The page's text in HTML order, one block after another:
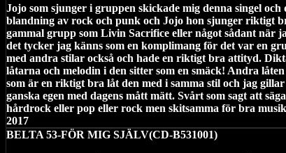
Jojo som sjunger i gruppen skickade mig denna singel och
blandning av rock och punk och Jojo hon sjunger riktigt
gammal grupp som Livin Sacrifice eller något sådant när
det tycker jag känns som en komplimang för det var en
med andra stilar också och hade en riktigt bra attityd.
låtarna och melodin i den sitter som en smäck! Andra
som är en riktigt bra låt den med i samma stil och jag
ganska egen med dagens mått mätt. Svårt som sagt att
hårdrock eller pop eller rock men skitsamma för bra
2017
BELTA 53-FÖR MIG SJÄLV(CD-B531001)